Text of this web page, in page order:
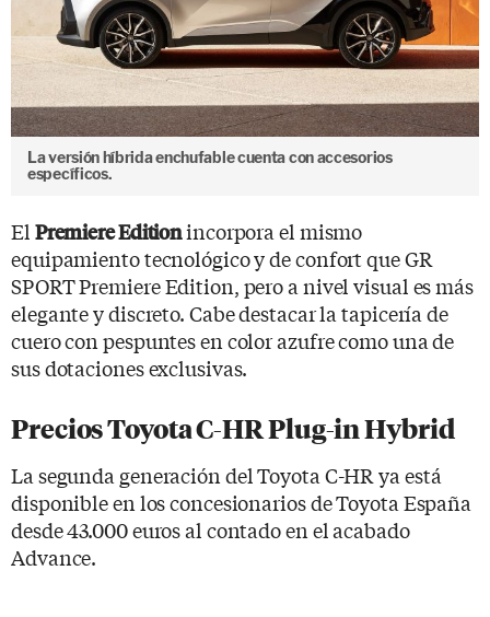
La versión híbrida enchufable cuenta con accesorios
específicos.
El Premiere Editionincorpora el mismo
equipamiento tecnológico y de confort que GR
SPORT Premiere Edition, pero a nivel visual es más
elegante y discreto. Cabe destacar la tapicería de
cuero con pespuntes en color azufre como una de
sus dotaciones exclusivas.
Precios Toyota C-HR Plug-in Hybrid
La segunda generación del Toyota C-HR ya está
disponible en los concesionarios de Toyota España
desde 43.000 euros al contado en el acabado
Advance.